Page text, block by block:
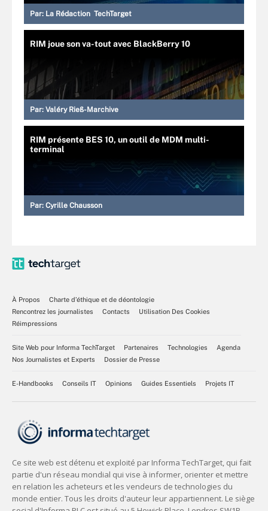
Par: La Rédaction TechTarget
RIM joue son va-tout avec BlackBerry 10
Par: Valéry Rieß-Marchive
RIM présente BES 10, un outil de MDM multi-
terminal
Par: Cyrille Chausson
À Propos
Charte d’éthique et de déontologie
Rencontrez les journalistes
Contacts
Utilisation Des Cookies
Réimpressions
Site Web pour Informa TechTarget Partenaires Technologies
Agenda
Nos Journalistes et Experts
Dossier de Presse
E-Handbooks Conseils IT Opinions Guides Essentiels Projets IT